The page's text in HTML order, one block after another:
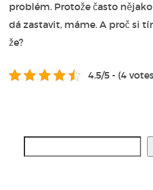
problém. Protože často
dá zastavit, máme. A proč si
že?
4.5/5 - (4